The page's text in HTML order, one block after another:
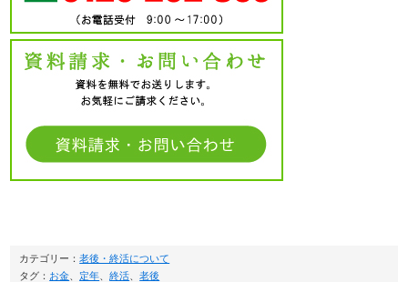
カテゴリー：老後・終活について
タグ： お金 、定年 、終活 、老後